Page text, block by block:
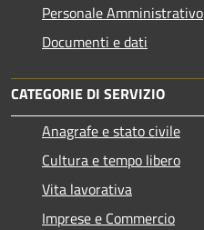
Personale Amministrativo
Documenti e dati
CATEGORIE DI SERVIZIO
Anagrafe e stato civile
Cultura e tempo libero
Vita lavorativa
Imprese e Commercio